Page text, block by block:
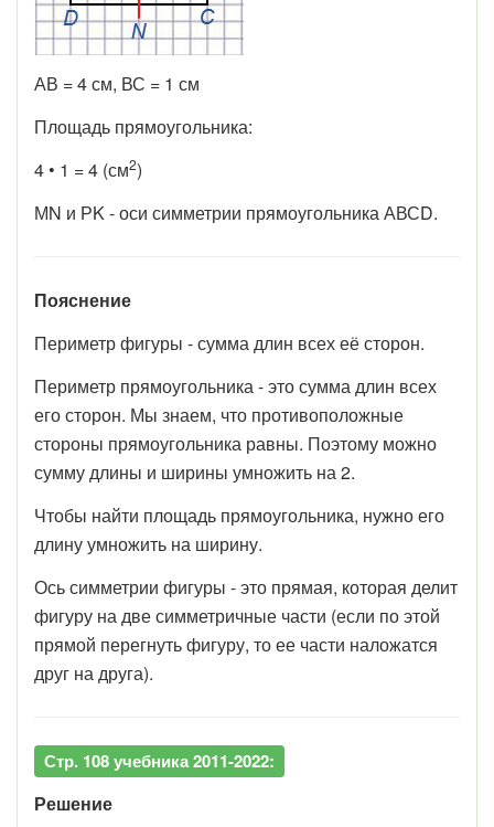
АВ = 4 см, ВС = 1 см
Площадь прямоугольника:
4 • 1 = 4 (см2)
МN и РK - оси симметрии прямоугольника АВСD.
Пояснение
Периметр фигуры - сумма длин всех её сторон.
Периметр прямоугольника - это сумма длин всех
его сторон. Мы знаем, что противоположные
стороны прямоугольника равны. Поэтому можно
сумму длины и ширины умножить на 2.
Чтобы найти площадь прямоугольника, нужно его
длину умножить на ширину.
Ось симметрии фигуры - это прямая, которая делит
фигуру на две симметричные части (если по этой
прямой перегнуть фигуру, то ее части наложатся
друг на друга).
Стр. 108 учебника 2011-2022:
Решение